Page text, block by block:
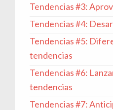
Tendencias #3:
Tendencias #4:
Tendencias #5:
tendencias
Tendencias #6:
tendencias
Tendencias #7: